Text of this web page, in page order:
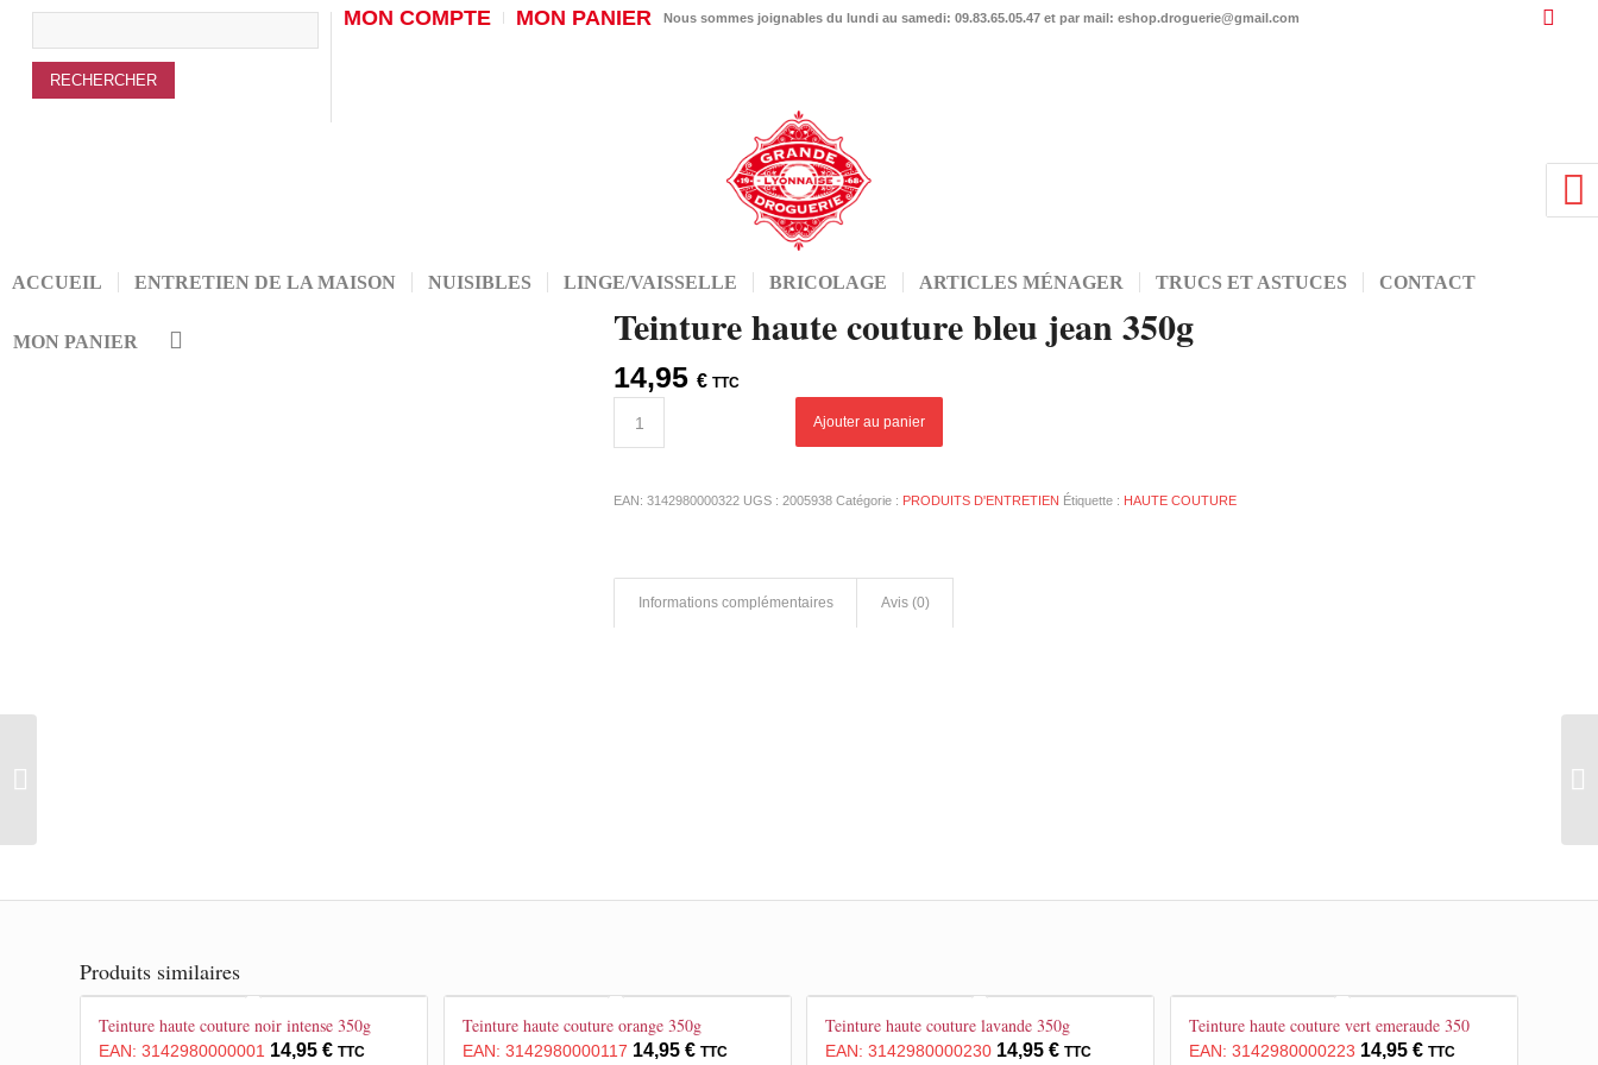
MON COMPTE MON PANIER Nous sommes joignables du lundi au samedi: 09.83.65.05.47 et par mail: eshop.droguerie@gmail.com
ACCUEIL ENTRETIEN DE LA MAISON NUISIBLES LINGE/VAISSELLE BRICOLAGE ARTICLES MÉNAGER TRUCS ET ASTUCES CONTACT
MON PANIER Teinture haute couture bleu jean 350g
14,95€ TTC
Ajouter au panier
EAN:3142980000322 UGS :2005938 Catégorie : PRODUITS D'ENTRETIEN Étiquette : HAUTE COUTURE
Informations complémentaires Avis (0)
Produits similaires
Teinture haute couture noir intense 350g
EAN: 3142980000001 14,95 € TTC
Teinture haute couture orange 350g
EAN: 3142980000117 14,95 € TTC
Teinture haute couture lavande 350g
EAN:3142980000230 14,95€ TTC
Teinture haute couture vert emeraude 350
EAN: 3142980000223 14,95 € TTC